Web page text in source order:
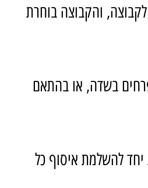
והקבוצה בוחרת
בשדה, או בהתאם
יחד להשלמת איסוף כל